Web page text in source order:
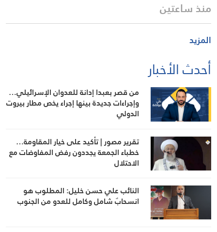
منذ ساعتين
المزيد
أحدث الأخبار
من قصر بعبدا إدانة للعدوان الإسرائيلي…
وإجراءات جديدة بينها إجراء يخص مطار بيروت
الدولي
تقرير مصور | تأكيد على خيار المقاومة…
خطباء الجمعة يجددون رفض المفاوضات مع
الاحتلال
النائب علي حسن خليل: المطلوب هو
انسحابٌ شامل وكامل للعدو من الجنوب